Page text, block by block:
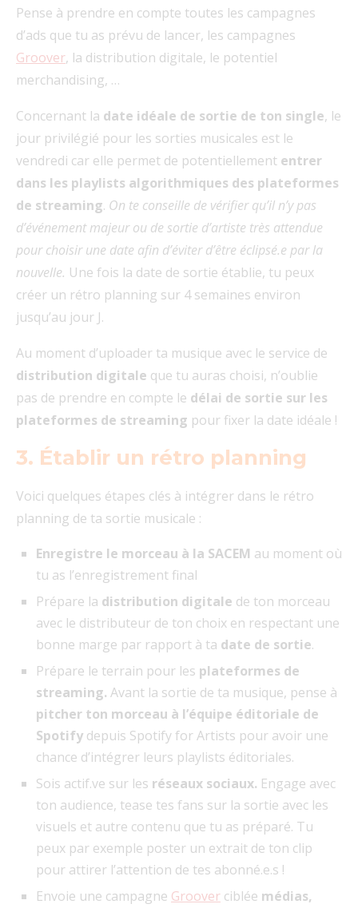
Pense à prendre en compte toutes les campagnes
d’ads que tu as prévu de lancer, les campagnes
Groover, la distribution digitale, le potentiel
merchandising, …
Concernant la date idéale de sortie de ton single, le
jour privilégié pour les sorties musicales est le
vendredi car elle permet de potentiellement entrer
dans les playlists algorithmiques des plateformes
de streaming. On te conseille de vérifier qu’il n’y pas
d’événement majeur ou de sortie d’artiste très attendue
pour choisir une date afin d’éviter d’être éclipsé.e par la
nouvelle. Une fois la date de sortie établie, tu peux
créer un rétro planning sur 4 semaines environ
jusqu’au jour J.
Au moment d’uploader ta musique avec le service de
distribution digitale que tu auras choisi, n’oublie
pas de prendre en compte le délai de sortie sur les
plateformes de streaming pour fixer la date idéale !
3. Établir un rétro planning
Voici quelques étapes clés à intégrer dans le rétro
planning de ta sortie musicale :
Enregistre le morceau à la SACEM au moment où
tu as l’enregistrement final
Prépare la distribution digitale de ton morceau
avec le distributeur de ton choix en respectant une
bonne marge par rapport à ta date de sortie.
Prépare le terrain pour les plateformes de
streaming. Avant la sortie de ta musique, pense à
pitcher ton morceau à l’équipe éditoriale de
Spotify depuis Spotify for Artists pour avoir une
chance d’intégrer leurs playlists éditoriales.
Sois actif.ve sur les réseaux sociaux. Engage avec
ton audience, tease tes fans sur la sortie avec les
visuels et autre contenu que tu as préparé. Tu
peux par exemple poster un extrait de ton clip
pour attirer l’attention de tes abonné.e.s !
Envoie une campagne Groover ciblée médias,